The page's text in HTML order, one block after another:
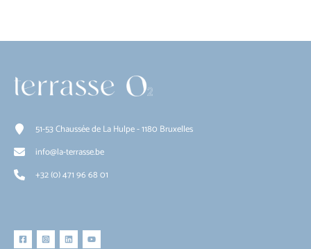
51-53 Chaussée de La Hulpe - 1180 Bruxelles
info@la-terrasse.be
+32 (0) 471 96 68 01